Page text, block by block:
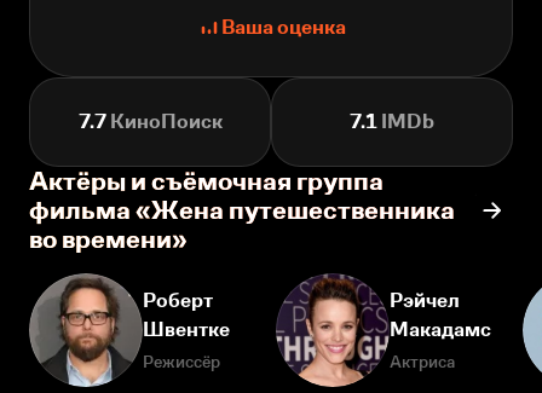
Ваша оценка
7.7КиноПоиск 7.1 IMDb
Актёры и съёмочная группа
фильма «Жена путешественника
во времени»
Роберт
Швентке
Режиссёр
Рэйчел
Макадамс
Актриса